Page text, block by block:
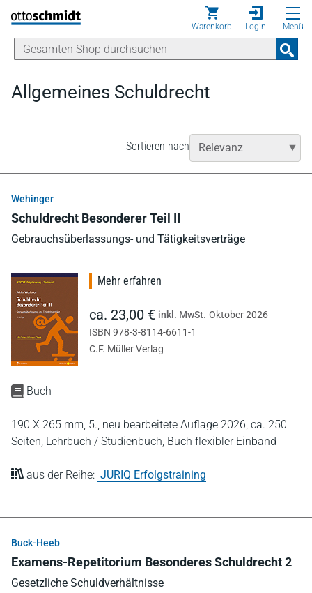
Direkt zum Inhalt
Warenkorb Login Menü
Allgemeines Schuldrecht
Sortieren nach
Wehinger
Schuldrecht Besonderer Teil II
Gebrauchsüberlassungs- und Tätigkeitsverträge
Buch
190 X 265 mm, 5., neu bearbeitete Auflage 2026, ca. 250
Seiten, Lehrbuch / Studienbuch, Buch flexibler Einband
aus der Reihe: JURIQ Erfolgstraining
Mehr erfahren
ca. 23,00 € inkl. MwSt. Oktober 2026
ISBN 978-3-8114-6611-1
C.F. Müller Verlag
Buck-Heeb
Examens-Repetitorium Besonderes Schuldrecht 2
Gesetzliche Schuldverhältnisse